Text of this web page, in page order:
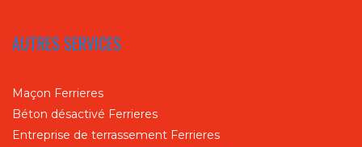
AUTRES SERVICES
Maçon Ferrieres
Béton désactivé Ferrieres
Entreprise de terrassement Ferrieres